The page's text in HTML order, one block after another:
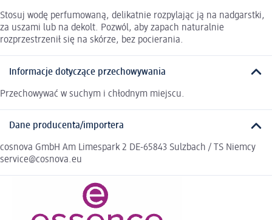
Stosuj wodę perfumowaną, delikatnie rozpylając ją na nadgarstki,
za uszami lub na dekolt. Pozwól, aby zapach naturalnie
rozprzestrzenił się na skórze, bez pocierania.
Informacje dotyczące przechowywania
Przechowywać w suchym i chłodnym miejscu.
Dane producenta/importera
cosnova GmbH Am Limespark 2 DE-65843 Sulzbach / TS Niemcy
service@cosnova.eu